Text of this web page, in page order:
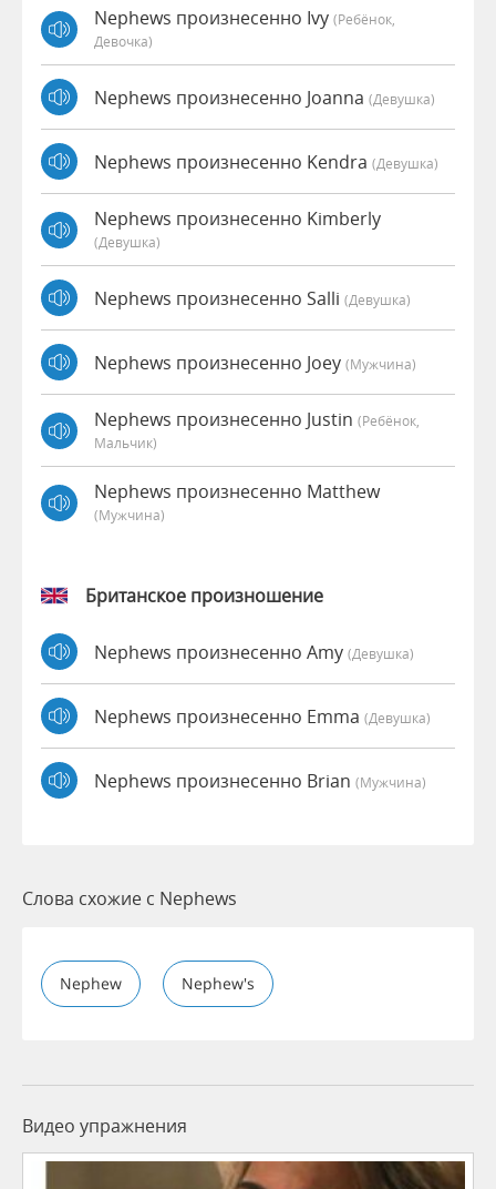
Nephews произнесенно Ivy (Ребёнок,
Девочка)
Nephews произнесенно Joanna (девушка)
Nephews произнесенно Kendra (девушка)
Nephews произнесенно Kimberly
(девушка)
Nephews произнесенно Salli (девушка)
Nephews произнесенно Joey (мужчина)
Nephews произнесенно Justin (Ребёнок,
Мальчик)
Nephews произнесенно Matthew
(мужчина)
Британское произношение
Nephews произнесенно Amy (девушка)
Nephews произнесенно Emma (девушка)
Nephews произнесенно Brian (мужчина)
Слова схожие с Nephews
Nephew Nephew's
Видео упражнения